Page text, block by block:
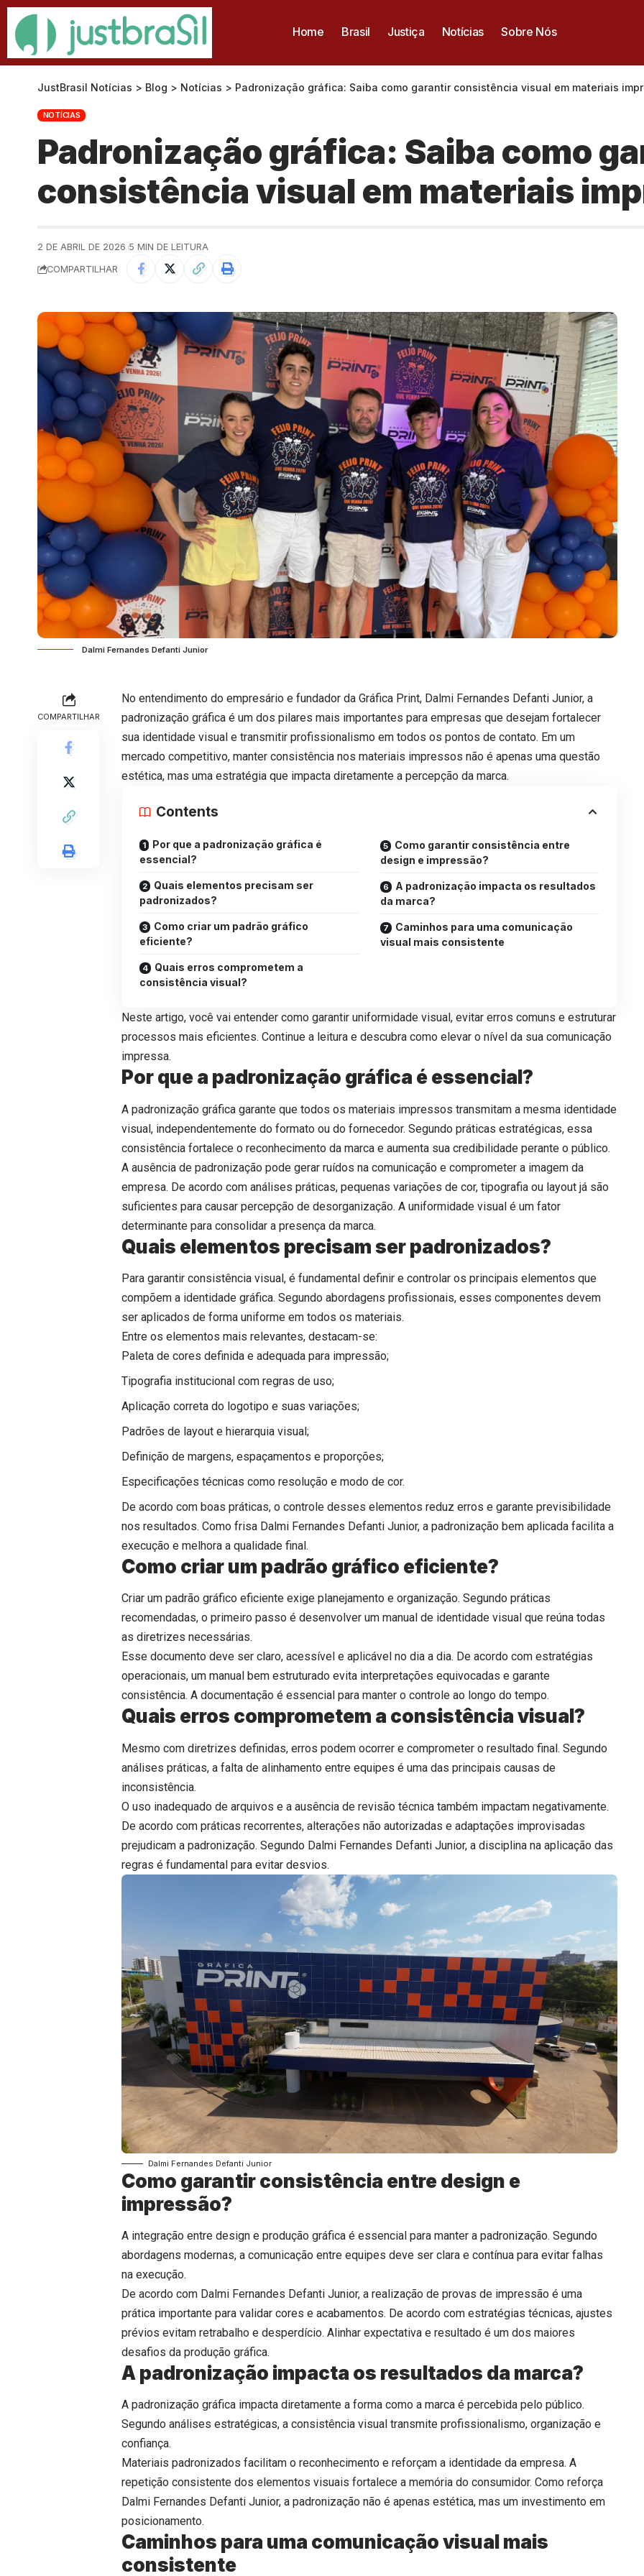
Home Brasil Justiça Notícias Sobre Nós
JustBrasil Notícias > Blog > Notícias > Padronização gráfica: Saiba como garantir consistência visual em materiais
NOTÍCIAS
Padronização gráfica: Saiba como
consistência visual em materiais
2 DE ABRIL DE 2026 5 MIN DE LEITURA
COMPARTILHAR
Dalmi Fernandes Defanti Junior
COMPARTILHAR
No entendimento do empresário e fundador da Gráfica Print, Dalmi Fernandes Defanti Junior, a
padronização gráfica é um dos pilares mais importantes para empresas que desejam fortalecer
sua identidade visual e transmitir profissionalismo em todos os pontos de contato. Em um
mercado competitivo, manter consistência nos materiais impressos não é apenas uma questão
estética, mas uma estratégia que impacta diretamente a percepção da marca.
Contents
Por que a padronização gráfica é
essencial?
Quais elementos precisam ser
padronizados?
Como criar um padrão gráfico
eficiente?
Quais erros comprometem a
consistência visual?
Como garantir consistência entre
design e impressão?
A padronização impacta os resultados
da marca?
Caminhos para uma comunicação
visual mais consistente
Neste artigo, você vai entender como garantir uniformidade visual, evitar erros comuns e estruturar
processos mais eficientes. Continue a leitura e descubra como elevar o nível da sua comunicação
impressa.
Por que a padronização gráfica é essencial?
A padronização gráfica garante que todos os materiais impressos transmitam a mesma identidade
visual, independentemente do formato ou do fornecedor. Segundo práticas estratégicas, essa
consistência fortalece o reconhecimento da marca e aumenta sua credibilidade perante o público.
A ausência de padronização pode gerar ruídos na comunicação e comprometer a imagem da
empresa. De acordo com análises práticas, pequenas variações de cor, tipografia ou layout já são
suficientes para causar percepção de desorganização. A uniformidade visual é um fator
determinante para consolidar a presença da marca.
Quais elementos precisam ser padronizados?
Para garantir consistência visual, é fundamental definir e controlar os principais elementos que
compõem a identidade gráfica. Segundo abordagens profissionais, esses componentes devem
ser aplicados de forma uniforme em todos os materiais.
Entre os elementos mais relevantes, destacam-se:
Paleta de cores definida e adequada para impressão;
Tipografia institucional com regras de uso;
Aplicação correta do logotipo e suas variações;
Padrões de layout e hierarquia visual;
Definição de margens, espaçamentos e proporções;
Especificações técnicas como resolução e modo de cor.
De acordo com boas práticas, o controle desses elementos reduz erros e garante previsibilidade
nos resultados. Como frisa Dalmi Fernandes Defanti Junior, a padronização bem aplicada facilita a
execução e melhora a qualidade final.
Como criar um padrão gráfico eficiente?
Criar um padrão gráfico eficiente exige planejamento e organização. Segundo práticas
recomendadas, o primeiro passo é desenvolver um manual de identidade visual que reúna todas
as diretrizes necessárias.
Esse documento deve ser claro, acessível e aplicável no dia a dia. De acordo com estratégias
operacionais, um manual bem estruturado evita interpretações equivocadas e garante
consistência. A documentação é essencial para manter o controle ao longo do tempo.
Quais erros comprometem a consistência visual?
Mesmo com diretrizes definidas, erros podem ocorrer e comprometer o resultado final. Segundo
análises práticas, a falta de alinhamento entre equipes é uma das principais causas de
inconsistência.
O uso inadequado de arquivos e a ausência de revisão técnica também impactam negativamente.
De acordo com práticas recorrentes, alterações não autorizadas e adaptações improvisadas
prejudicam a padronização. Segundo Dalmi Fernandes Defanti Junior, a disciplina na aplicação das
regras é fundamental para evitar desvios.
Dalmi Fernandes Defanti Junior
Como garantir consistência entre design e
impressão?
A integração entre design e produção gráfica é essencial para manter a padronização. Segundo
abordagens modernas, a comunicação entre equipes deve ser clara e contínua para evitar falhas
na execução.
De acordo com Dalmi Fernandes Defanti Junior, a realização de provas de impressão é uma
prática importante para validar cores e acabamentos. De acordo com estratégias técnicas, ajustes
prévios evitam retrabalho e desperdício. Alinhar expectativa e resultado é um dos maiores
desafios da produção gráfica.
A padronização impacta os resultados da marca?
A padronização gráfica impacta diretamente a forma como a marca é percebida pelo público.
Segundo análises estratégicas, a consistência visual transmite profissionalismo, organização e
confiança.
Materiais padronizados facilitam o reconhecimento e reforçam a identidade da empresa. A
repetição consistente dos elementos visuais fortalece a memória do consumidor. Como reforça
Dalmi Fernandes Defanti Junior, a padronização não é apenas estética, mas um investimento em
posicionamento.
Caminhos para uma comunicação visual mais
consistente